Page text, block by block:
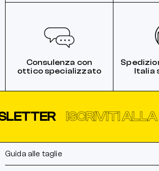
Consulenza con
ottico specializzato
Italia
ISCRIVITI ALLA
Guida alle taglie